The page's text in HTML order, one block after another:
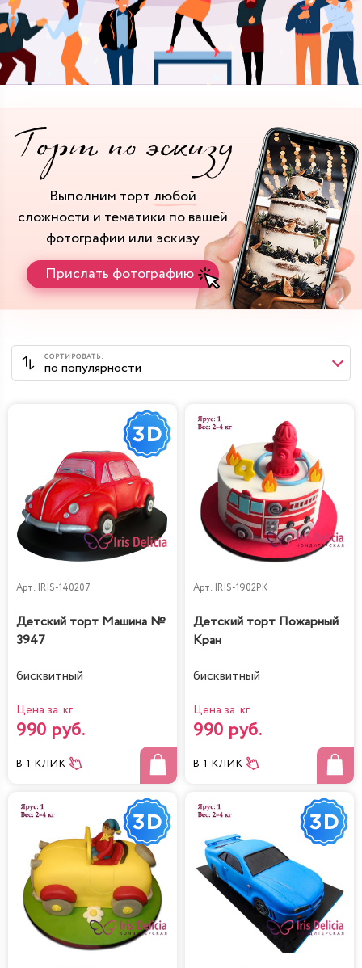
Выполним торт любой
сложности и тематики по вашей
фотографии или эскизу
Прислать фотографию
Арт. IRIS-140207
Детский торт Машина №
3947
бисквитный
Цена за кг
990 руб.
В 1 КЛИК
Арт. IRIS-1902PK
Детский торт Пожарный
Кран
бисквитный
Цена за кг
990 руб.
В 1 КЛИК